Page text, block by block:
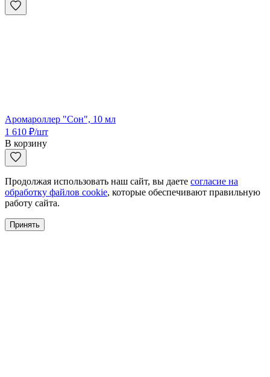
Аромароллер "Сон", 10 мл
1 610 ₽/шт
В корзину
Продолжая использовать наш сайт, вы даете согласие на
обработку файлов cookie, которые обеспечивают правильную
работу сайта.
Принять